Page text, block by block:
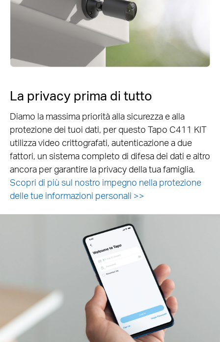
La privacy prima di tutto
Diamo la massima priorità alla sicurezza e alla
protezione dei tuoi dati, per questo Tapo C411 KIT
utilizza video crittografati, autenticazione a due
fattori, un sistema completo di difesa dei dati e altro
ancora per garantire la privacy della tua famiglia.
Scopri di più sul nostro impegno nella protezione
delle tue informazioni personali >>